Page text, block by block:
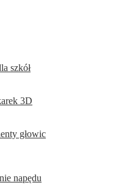
szkół
3D
głowic
napędu